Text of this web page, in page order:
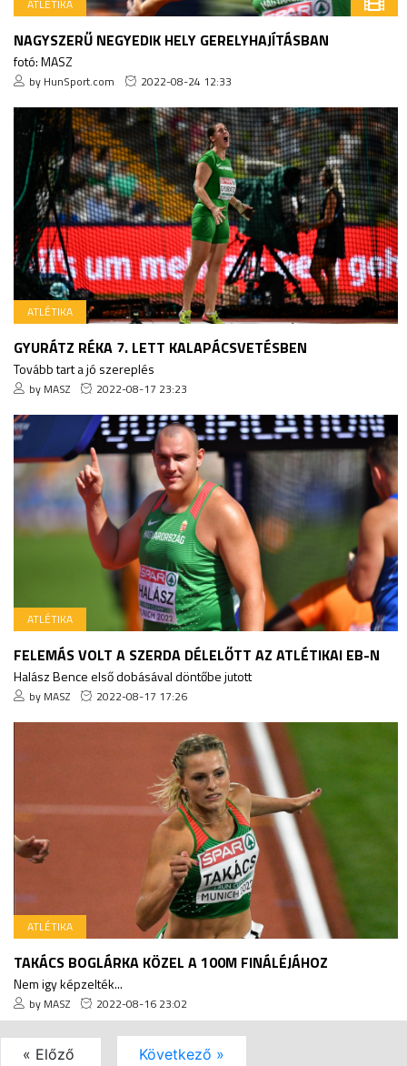
ATLÉTIKA
NAGYSZERŰ NEGYEDIK HELY GERELYHAJÍTÁSBAN
fotó: MASZ
by HunSport.com 2022-08-24 12:33
ATLÉTIKA
GYURÁTZ RÉKA 7. LETT KALAPÁCSVETÉSBEN
Tovább tart a jó szereplés
by MASZ 2022-08-17 23:23
ATLÉTIKA
FELEMÁS VOLT A SZERDA DÉLELŐTT AZ ATLÉTIKAI EB-N
Halász Bence első dobásával döntőbe jutott
by MASZ 2022-08-17 17:26
ATLÉTIKA
TAKÁCS BOGLÁRKA KÖZEL A 100M FINÁLÉJÁHOZ
Nem igy képzelték...
by MASZ 2022-08-16 23:02
« Előző Következő »